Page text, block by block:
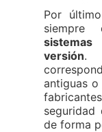
Por
siempre
versión.
antiguas o
seguridad
de forma